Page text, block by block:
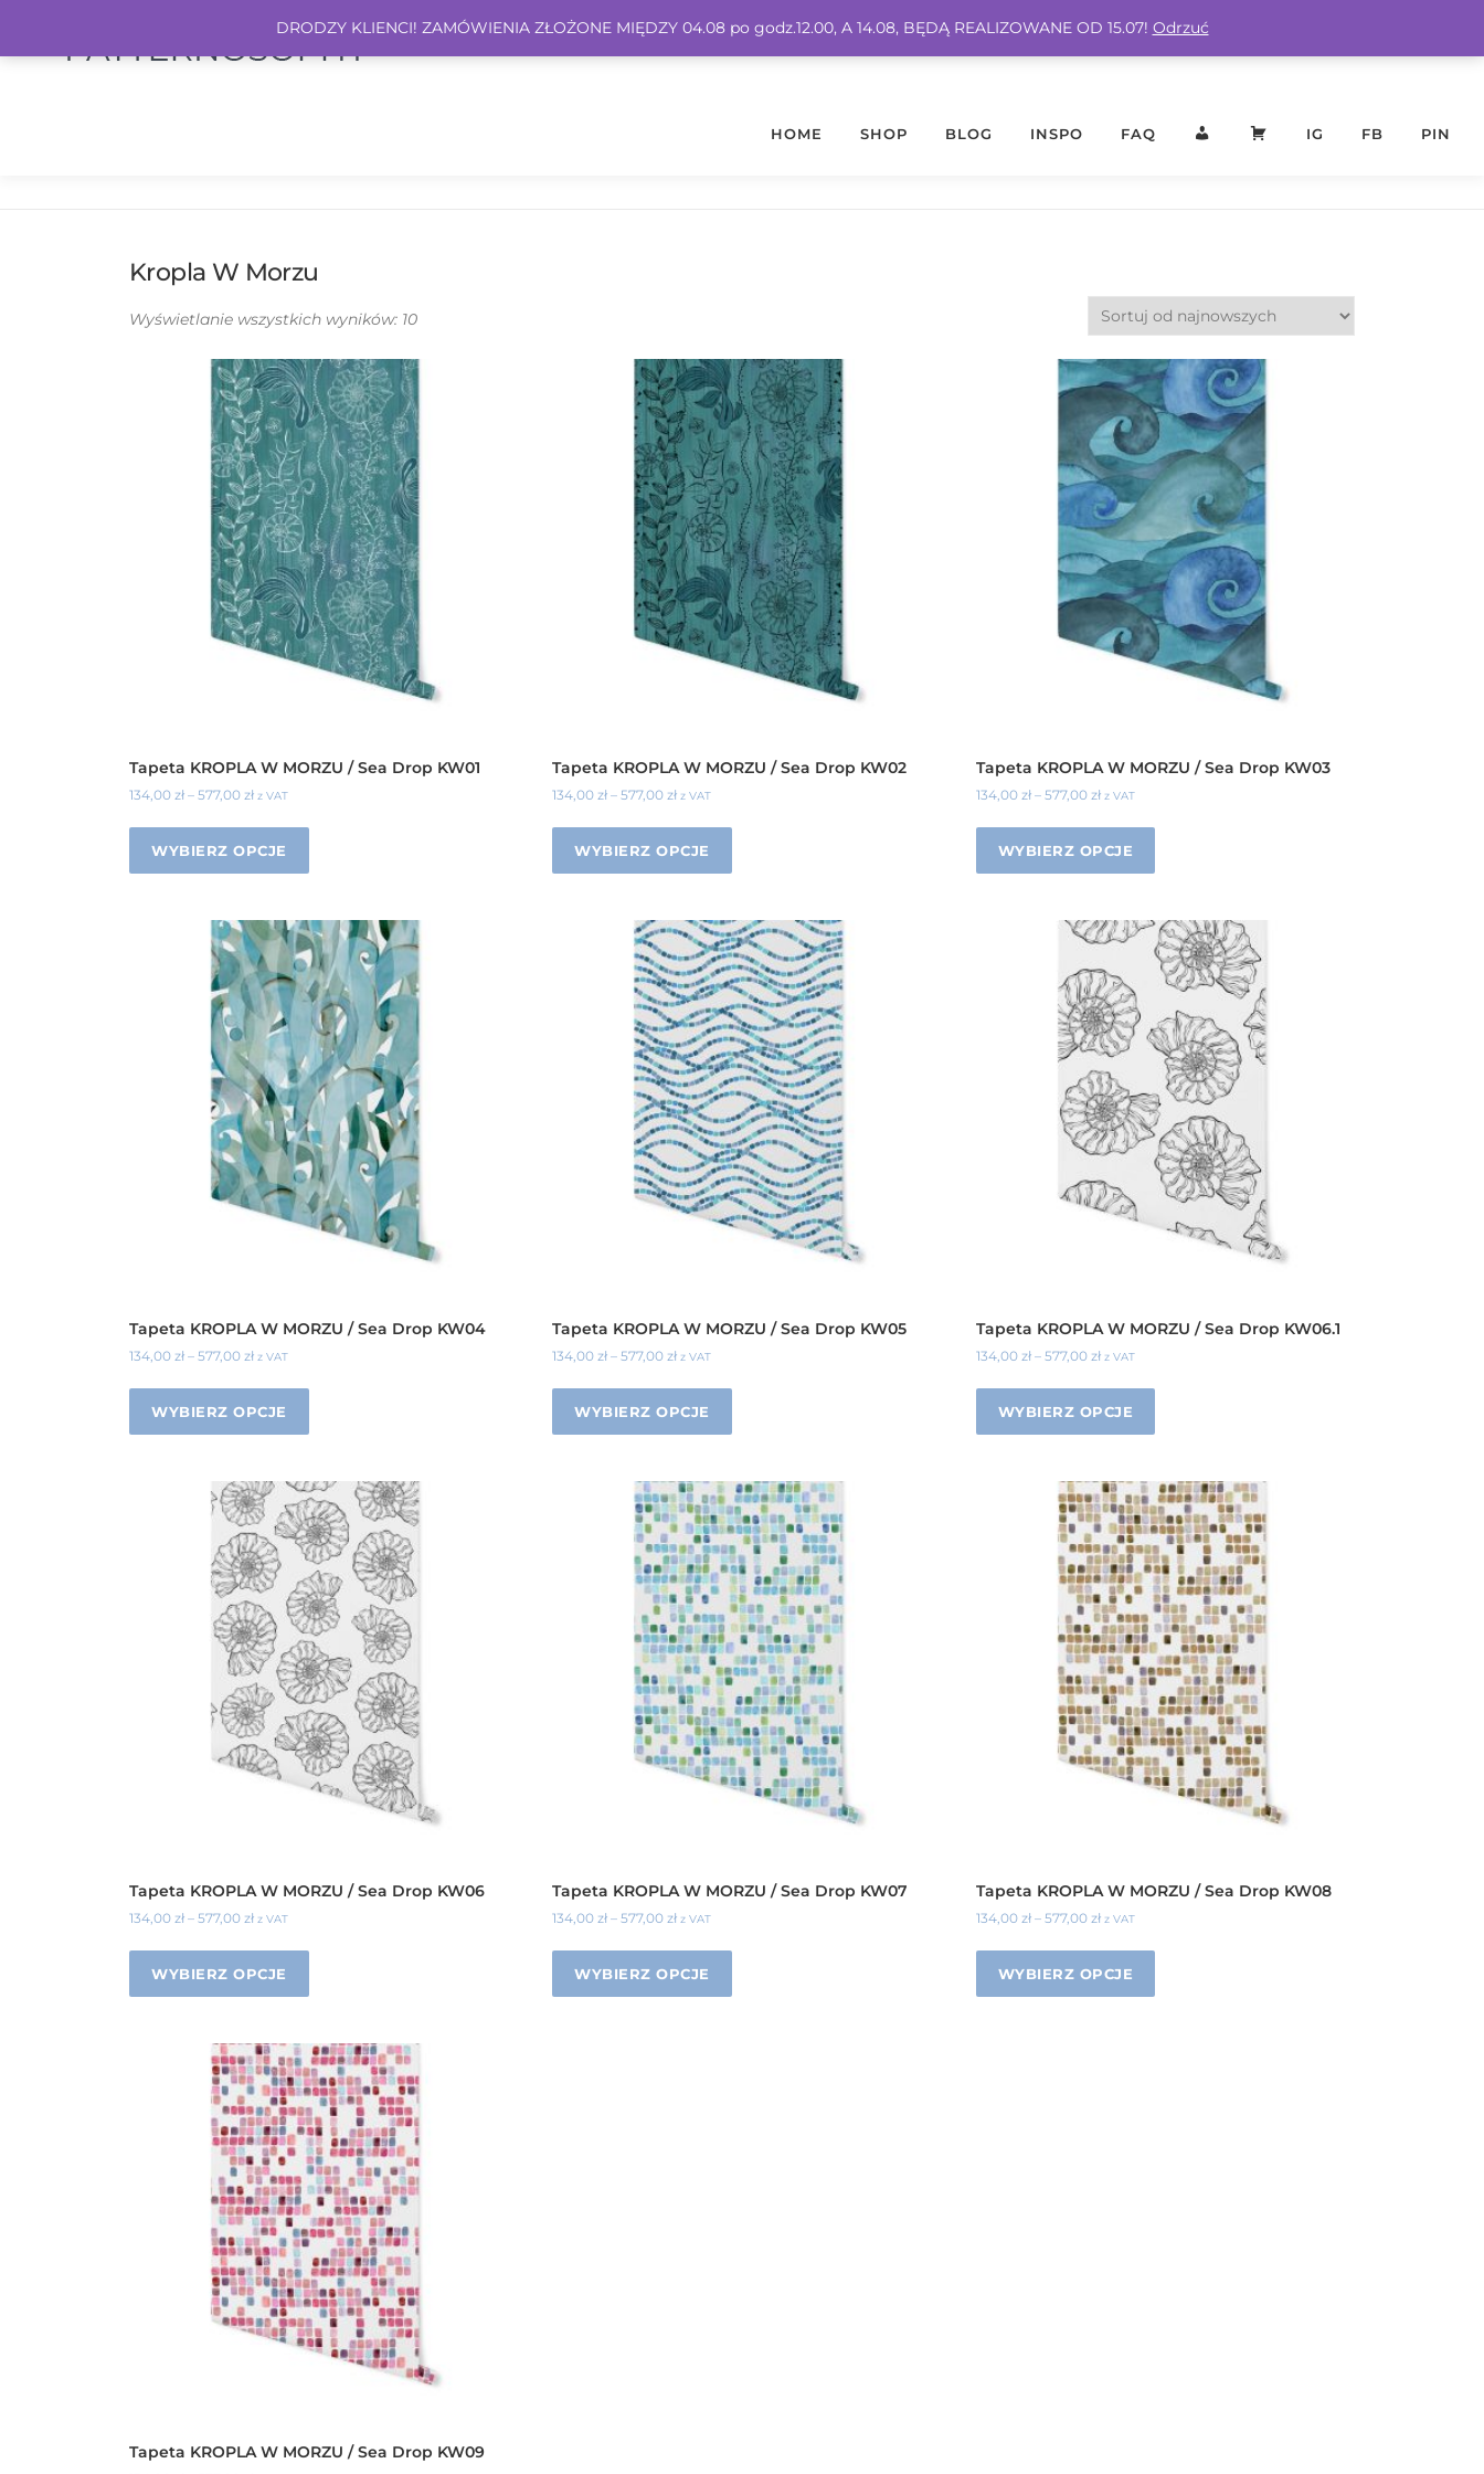
HOME SHOP BLOG INSPO FAQ KONTO KOSZYK
IG FB PIN
Kropla W Morzu
Wyświetlanie wszystkich wyników: 10
Tapeta KROPLA W MORZU / Sea Drop KW01
134,00 zł – 577,00 zł z VAT
WYBIERZ OPCJE
Tapeta KROPLA W MORZU / Sea Drop KW02
134,00zł –577,00zł z VAT
WYBIERZ OPCJE
Tapeta KROPLA W MORZU / Sea Drop KW03
134,00 zł– 577,00 zł z VAT
WYBIERZ OPCJE
Tapeta KROPLA W MORZU / Sea Drop KW04
134,00 zł – 577,00 zł z VAT
WYBIERZ OPCJE
Tapeta KROPLA W MORZU / Sea Drop KW05
134,00zł –577,00zł z VAT
WYBIERZ OPCJE
Tapeta KROPLA W MORZU / Sea Drop KW06.1
134,00 zł– 577,00 zł z VAT
WYBIERZ OPCJE
Tapeta KROPLA W MORZU / Sea Drop KW06
134,00 zł – 577,00 zł z VAT
WYBIERZ OPCJE
Tapeta KROPLA W MORZU / Sea Drop KW07
134,00 zł –577,00 zł z VAT
WYBIERZ OPCJE
Tapeta KROPLA W MORZU / Sea Drop KW08
134,00 zł– 577,00 zł z VAT
WYBIERZ OPCJE
Tapeta KROPLA W MORZU / Sea Drop KW09
DRODZY KLIENCI! ZAMÓWIENIA ZŁOŻONE MIĘDZY 04.08 po godz.12.00, A 14.08, BĘDĄ REALIZOWANE OD 15.07! Odrzuć